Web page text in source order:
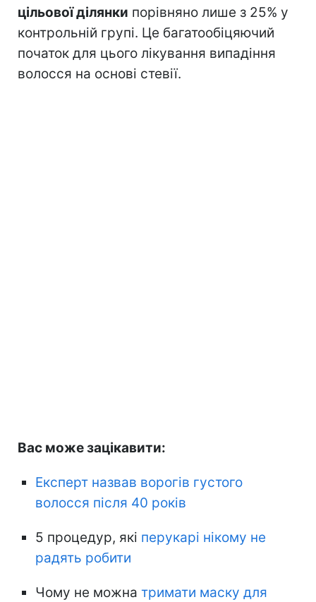
цільової ділянки порівняно лише з 25% у
контрольній групі. Це багатообіцяючий
початок для цього лікування випадіння
волосся на основі стевії.
Вас може зацікавити:
Експерт назвав ворогів густого
волосся після 40 років
5 процедур, які перукарі нікому не
радять робити
Чому не можна тримати маску для